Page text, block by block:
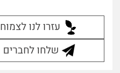
עזרו לנו לצמוח
שלחו לחברים